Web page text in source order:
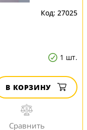
27025
1 шт.
В КОРЗИНУ